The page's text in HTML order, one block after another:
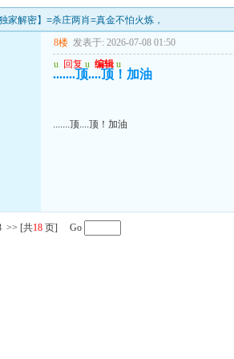
家解密】=杀庄两肖=真金不怕火炼，
8楼 发表于: 2026-07-08 01:50
u 回复 u 编辑 u
.......顶....顶！加油
.......顶....顶！加油
>> [共18 页] Go